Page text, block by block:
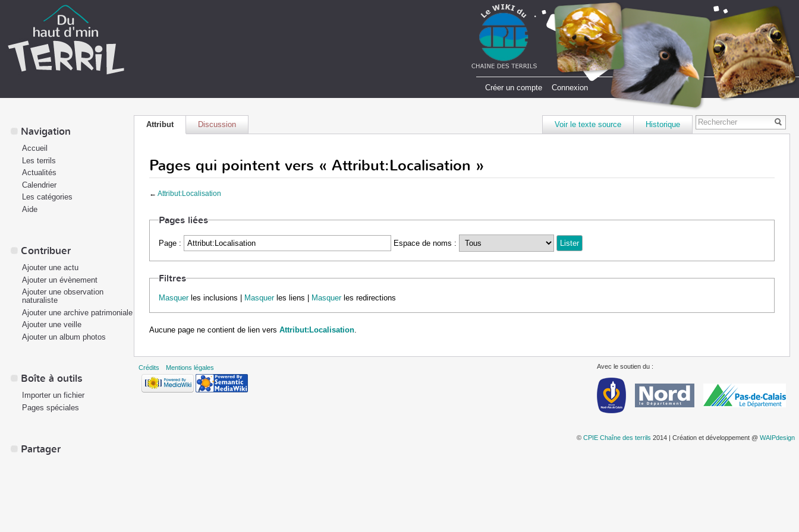
Créer un compte Connexion
Attribut Discussion Voir le texte source Historique
Pages qui pointent vers « Attribut:Localisation »
← Attribut:Localisation
Pages liées
Page : Espace de noms :
Filtres
Masquerles inclusions | Masquerles liens | Masquerles redirections
Aucune page ne contient de lien vers Attribut:Localisation
Navigation
Accueil
Les terrils
Actualités
Calendrier
Les catégories
Aide
Contribuer
Ajouter une actu
Ajouter un évènement
Ajouter une observation
naturaliste
Ajouter une archive patrimoniale
Ajouter une veille
Ajouter un album photos
Boîte à outils
Importer un fichier
Pages spéciales
Partager
Crédits Mentions légales Avec le soutien du :
© CPIE Chaîne des terrils 2014 | Création et développement @ WAIPdesign